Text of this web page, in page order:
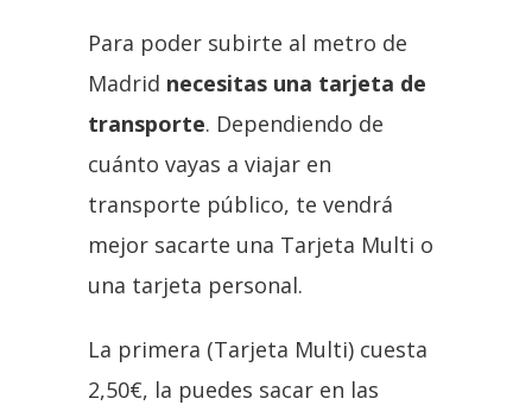
Para poder subirte al metro de
Madrid necesitas una tarjeta de
transporte. Dependiendo de
cuánto vayas a viajar en
transporte público, te vendrá
mejor sacarte una Tarjeta Multi o
una tarjeta personal.
La primera (Tarjeta Multi) cuesta
2,50€, la puedes sacar en las